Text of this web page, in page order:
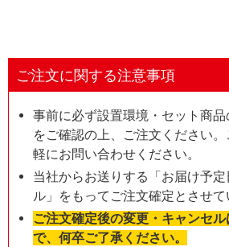
ご注文に関する注意事項
事前に必ず設置環境・セット商
をご確認の上、ご注文ください
軽にお問い合わせください。
当社からお送りする「お届け予
ル」をもってご注文確定とさせて
ご注文確定後の変更・キャンセ
で、何卒ご了承ください。